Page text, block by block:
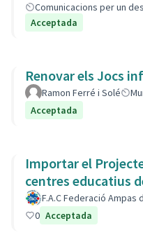
Comunicacions per un
Acceptada
Renovar els Jocs
Ramon Ferré i Solé
Acceptada
Importar el
centres educatius
F.A.C Federació Ampas
0 Acceptada